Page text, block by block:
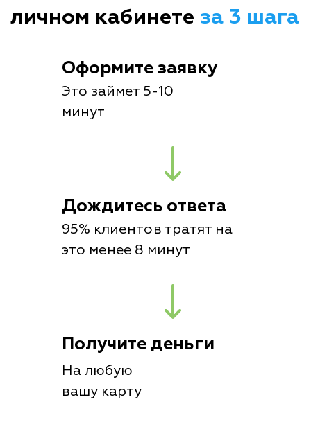
личном кабинете за 3 шага
Оформите заявку
Это займет 5-10
минут
Дождитесь ответа
95% клиентов тратят на
это менее 8 минут
Получите деньги
На любую
вашу карту